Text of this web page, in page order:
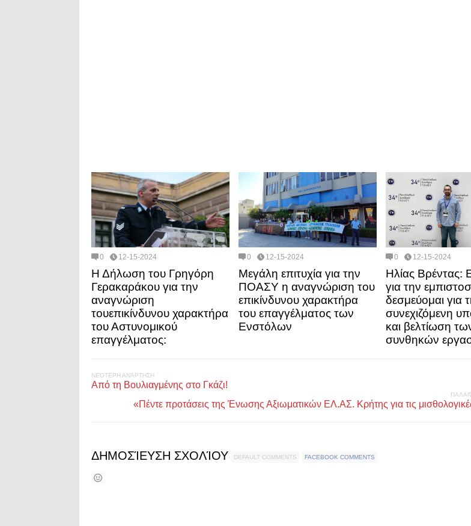
0 12-15-2024
Η Δήλωση του Γρηγόρη
Γερακαράκου για την
αναγνώριση
τουεπικίνδυνου χαρακτήρα
του Αστυνομικού
επαγγέλματος:
0 12-15-2024
Μεγάλη επιτυχία για την
ΠΟΑΣΥ η αναγνώριση του
επικίνδυνου χαρακτήρα
του επαγγέλματος των
Ενστόλων
0 12-15-2024
Ηλίας Βρέντας:
για την
δεσμεύομαι για
συνεχιζόμενη
και βελτίωση
συνθηκών
ΝΕΌΤΕΡΗ ΑΝΆΡΤΗΣΗ
Από τη Βουλιαγμένης στο Γκάζι!
«Πέντε προτάσεις της Ένωσης Αξιωματικών ΕΛ.ΑΣ. Κρήτης για τις
ΔΗΜΟΣΊΕΥΣΗ ΣΧΟΛΊΟΥ DEFAULT COMMENTS FACEBOOK COMMENTS